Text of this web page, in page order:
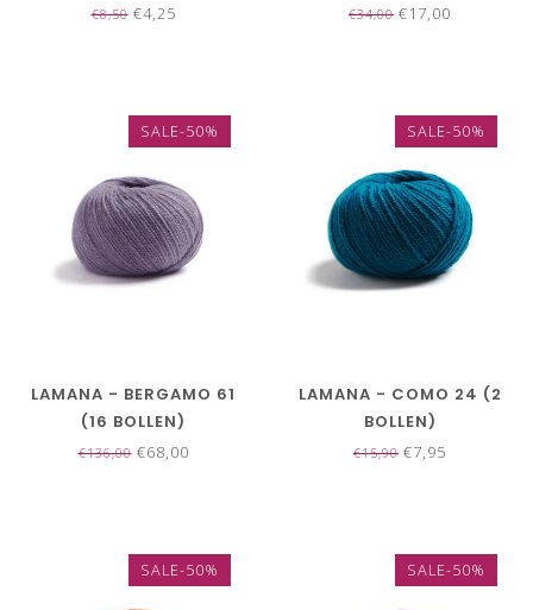
€8,50€4,25 €34,00 €17,00
SALE-50%
LAMANA - BERGAMO 61
(16 BOLLEN)
€136,00€68,00
SALE-50%
LAMANA - COMO 24 (2
BOLLEN)
€15,90 €7,95
SALE-50% SALE-50%